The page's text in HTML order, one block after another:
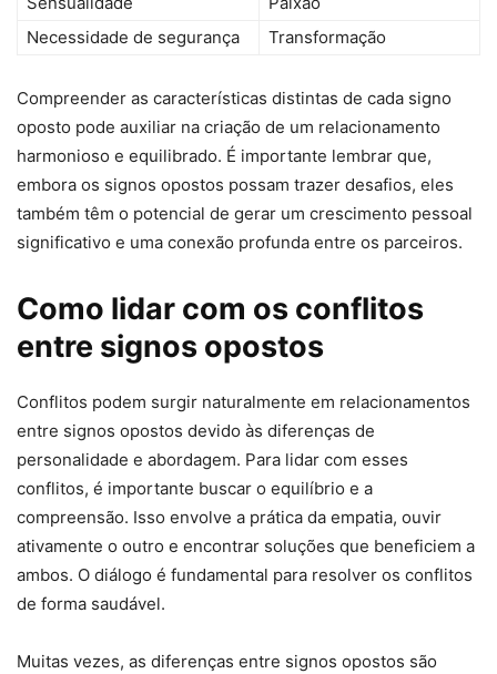
Necessidade de segurança
Transformação
Compreender as características distintas de cada signo
oposto pode auxiliar na criação de um relacionamento
harmonioso e equilibrado. É importante lembrar que,
embora os signos opostos possam trazer desafios, eles
também têm o potencial de gerar um crescimento pessoal
significativo e uma conexão profunda entre os parceiros.
Como lidar com os conflitos
entre signos opostos
Conflitos podem surgir naturalmente em relacionamentos
entre signos opostos devido às diferenças de
personalidade e abordagem. Para lidar com esses
conflitos, é importante buscar o equilíbrio e a
compreensão. Isso envolve a prática da empatia, ouvir
ativamente o outro e encontrar soluções que beneficiem a
ambos. O diálogo é fundamental para resolver os conflitos
de forma saudável.
Muitas vezes, as diferenças entre signos opostos são